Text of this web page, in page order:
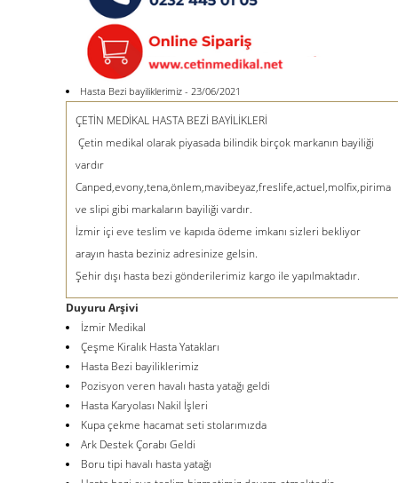
Hasta Bezi bayiliklerimiz - 23/06/2021
ÇETİN MEDİKAL HASTA BEZİ BAYİLİKLERİ
Çetin medikal olarak piyasada bilindik birçok markanın bayiliği
vardır
Canped,evony,tena,önlem,mavibeyaz,freslife,actuel,molfix,pirima
ve slipi gibi markaların bayiliği vardır.
İzmir içi eve teslim ve kapıda ödeme imkanı sizleri bekliyor
arayın hasta beziniz adresinize gelsin.
Şehir dışı hasta bezi gönderilerimiz kargo ile yapılmaktadır.
Duyuru Arşivi
İzmir Medikal
Çeşme Kiralık Hasta Yatakları
Hasta Bezi bayiliklerimiz
Pozisyon veren havalı hasta yatağı geldi
Hasta Karyolası Nakil İşleri
Kupa çekme hacamat seti stolarımızda
Ark Destek Çorabı Geldi
Boru tipi havalı hasta yatağı